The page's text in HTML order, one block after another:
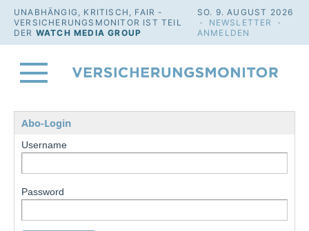
UNABHÄNGIG, KRITISCH, FAIR -
VERSICHERUNGSMONITOR IST TEIL
DER WATCH MEDIA GROUP
SO. 9. AUGUST 2026
· NEWSLETTER
·
ANMELDEN
Abo-Login
Username
Password